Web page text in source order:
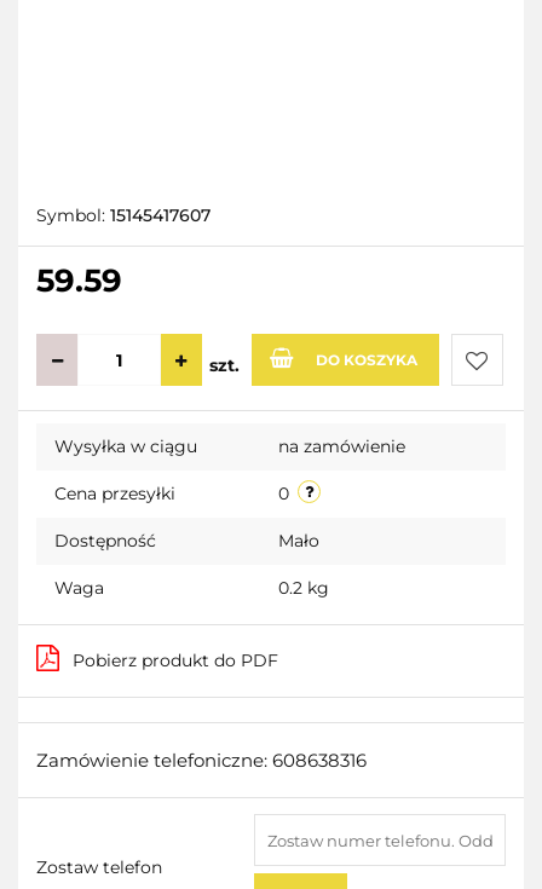
Symbol: 15145417607
59.59
szt. DO KOSZYKA
Do
Wysyłka w ciągu na zamówienie
Cena przesyłki 0
Dostępność Mało
Waga 0.2 kg
Pobierz produkt do PDF
Zamówienie telefoniczne: 608638316
Zostaw telefon